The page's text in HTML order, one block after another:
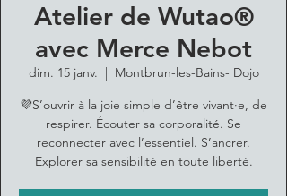
Atelier de Wutao®
avec Merce Nebot
dim. 15 janv.
  |
Montbrun-les-Bains- Dojo
💜S’ouvrir à la joie simple d’être vivant·e, de
respirer. Écouter sa corporalité. Se
reconnecter avec l’essentiel. S’ancrer.
Explorer sa sensibilité en toute liberté.